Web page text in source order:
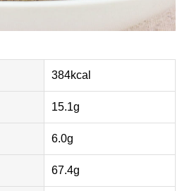
384kcal
15.1g
6.0g
67.4g